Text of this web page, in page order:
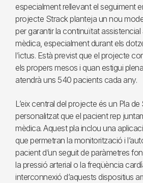
especialment rellevant el seguiment
projecte Strack planteja un nou
per garantir la continuïtat assistencial
mèdica, especialment durant els
l’ictus. Està previst que el projecte
els propers mesos i quan estigui
atendrà uns 540 pacients cada any.
L’eix central del projecte és un Pla
personalitzat que el pacient rep
mèdica. Aquest pla inclou una
que permetran la monitorització i
pacient d’un seguit de paràmetres
la pressió arterial o la freqüència
interconnexió d’aquests dispositius